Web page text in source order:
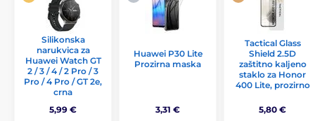
Silikonska
narukvica za
Huawei Watch GT
2 / 3 / 4 / 2 Pro / 3
Pro / 4 Pro / GT 2e,
crna
5,99 €
Huawei P30 Lite
Prozirna maska
3,31 €
Tactical Glass
Shield 2.5D
zaštitno kaljeno
staklo za Honor
400 Lite, prozirno
5,80 €